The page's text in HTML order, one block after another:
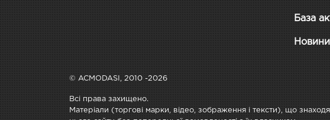
База
Новини
© ACMODASI, 2010 -2026
Всі права захищено.
Матеріали (торгові марки, відео, зображення і тексти), що